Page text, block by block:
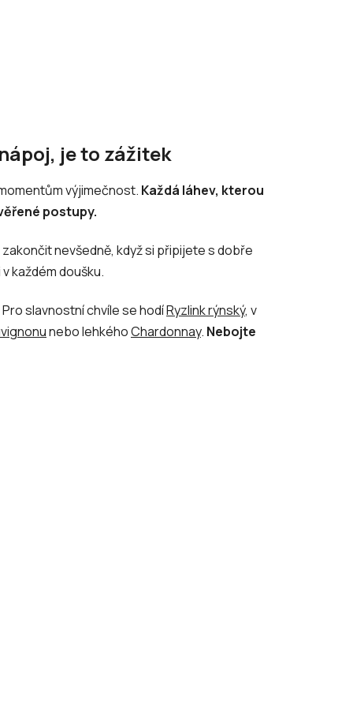
je to zážitek
výjimečnost. Každá láhev, kterou
postupy.
nevšedně, když si připijete s dobře
každém doušku.
Pro slavnostní chvíle se hodíRyzlink rýnský, v
nebo lehkéhoChardonnay. Nebojte